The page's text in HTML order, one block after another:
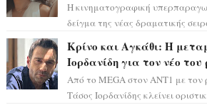
Η κινηματογραφική
δείγμα της νέας δραματικής
Κρίνο και Αγκάθι: Η
Ιορδανίδη για τον νέο του
Από το MEGA στον ΑΝΤ1 με τον
Τάσος Ιορδανίδης κλείνει